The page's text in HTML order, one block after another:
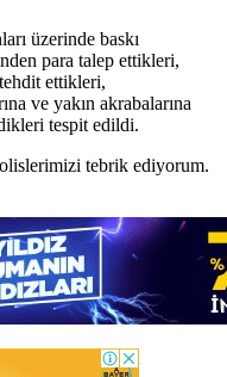
üzerinde baskı
para talep ettikleri,
ettikleri,
ve yakın akrabalarına
tespit edildi.
tebrik ediyorum.